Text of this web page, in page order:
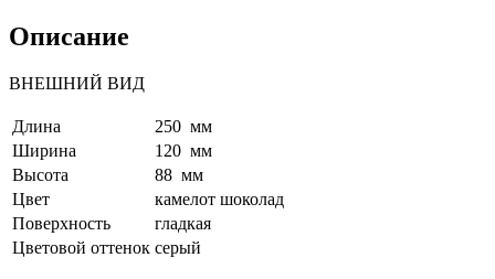
Описание
ВНЕШНИЙ ВИД
Длина
250 мм
Ширина
120 мм
Высота
88 мм
Цвет
камелот шоколад
Поверхность
гладкая
Цветовой оттенок серый